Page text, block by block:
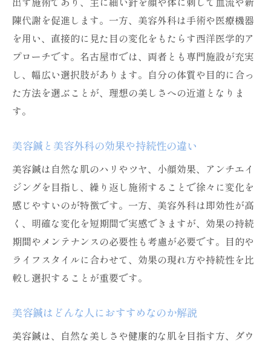
最新の美容鍼トレンドとそのメリット
美容鍼の効果を感じるまでの期間と目安
小顔やアンチエイジングなら美容鍼の選択肢も
小顔ケアに美容鍼が選ばれる理由と効果
アンチエイジングに効果的な美容鍼施術法
美容鍼で叶える健康的な小顔美の秘訣
美容鍼でアンチエイジングを持続させるコ
美容鍼は何回通えば効果が実感できるか
美容鍼の効果が現れる回数と期間の目安
美容鍼の施術頻度と理想的な通い方ガイド
美容鍼で効果を持続させるための計画的通
美容鍼の効果実感までに必要な回数とは
美容鍼を継続した人の体験談と変化の例
陳代謝を促進します。一方、美容外科は手術や医療機器
を用い、直接的に見た目の変化をもたらす西洋医学的ア
プローチです。名古屋市では、両者とも専門施設が充実
し、幅広い選択肢があります。自分の体質や目的に合っ
た方法を選ぶことが、理想の美しさへの近道となりま
す。
美容鍼と美容外科の効果や持続性の違い
美容鍼は自然な肌のハリやツヤ、小顔効果、アンチエイ
ジングを目指し、繰り返し施術することで徐々に変化を
感じやすいのが特徴です。一方、美容外科は即効性が高
く、明確な変化を短期間で実感できますが、効果の持続
期間やメンテナンスの必要性も考慮が必要です。目的や
ライフスタイルに合わせて、効果の現れ方や持続性を比
較し選択することが重要です。
美容鍼はどんな人におすすめなのか解説
美容鍼は、自然な美しさや健康的な肌を目指す方、ダウ